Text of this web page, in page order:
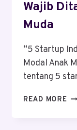
Wajib
Muda
“5 Startup
Modal Anak
tentang 5
READ MORE 5